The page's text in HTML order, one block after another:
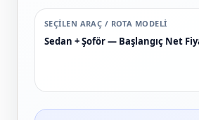
SEÇILEN ARAÇ / ROTA MODELI
Sedan + Şoför — Başlangıç Net